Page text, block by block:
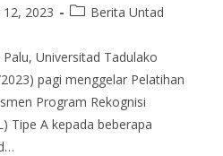
2023 Berita Untad
Universitad Tadulako
pagi menggelar Pelatihan
Program Rekognisi
Tipe A kepada beberapa